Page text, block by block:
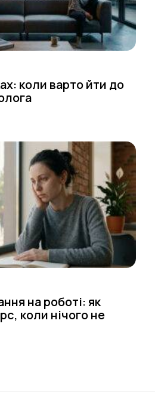
коли варто йти до
на роботі: як
коли нічого не